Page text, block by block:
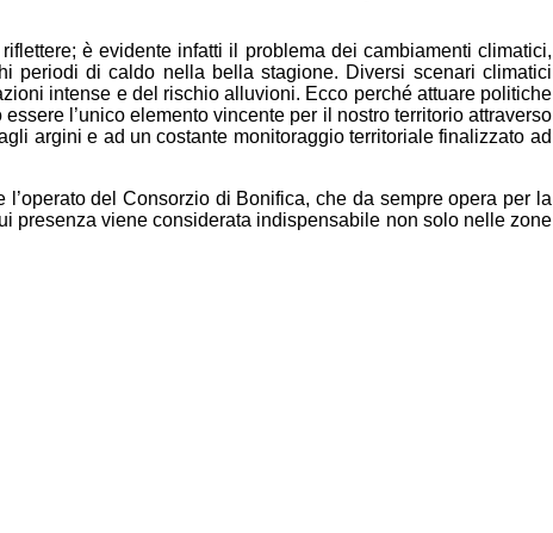
è evidente infatti il problema dei cambiamenti climatici,
periodi di caldo nella bella stagione. Diversi scenari climatici
intense e del rischio alluvioni. Ecco perché attuare politiche
l’unico elemento vincente per il nostro territorio attraverso
argini e ad un costante monitoraggio territoriale finalizzato ad
del Consorzio di Bonifica, che da sempre opera per la
presenza viene considerata indispensabile non solo nelle zone